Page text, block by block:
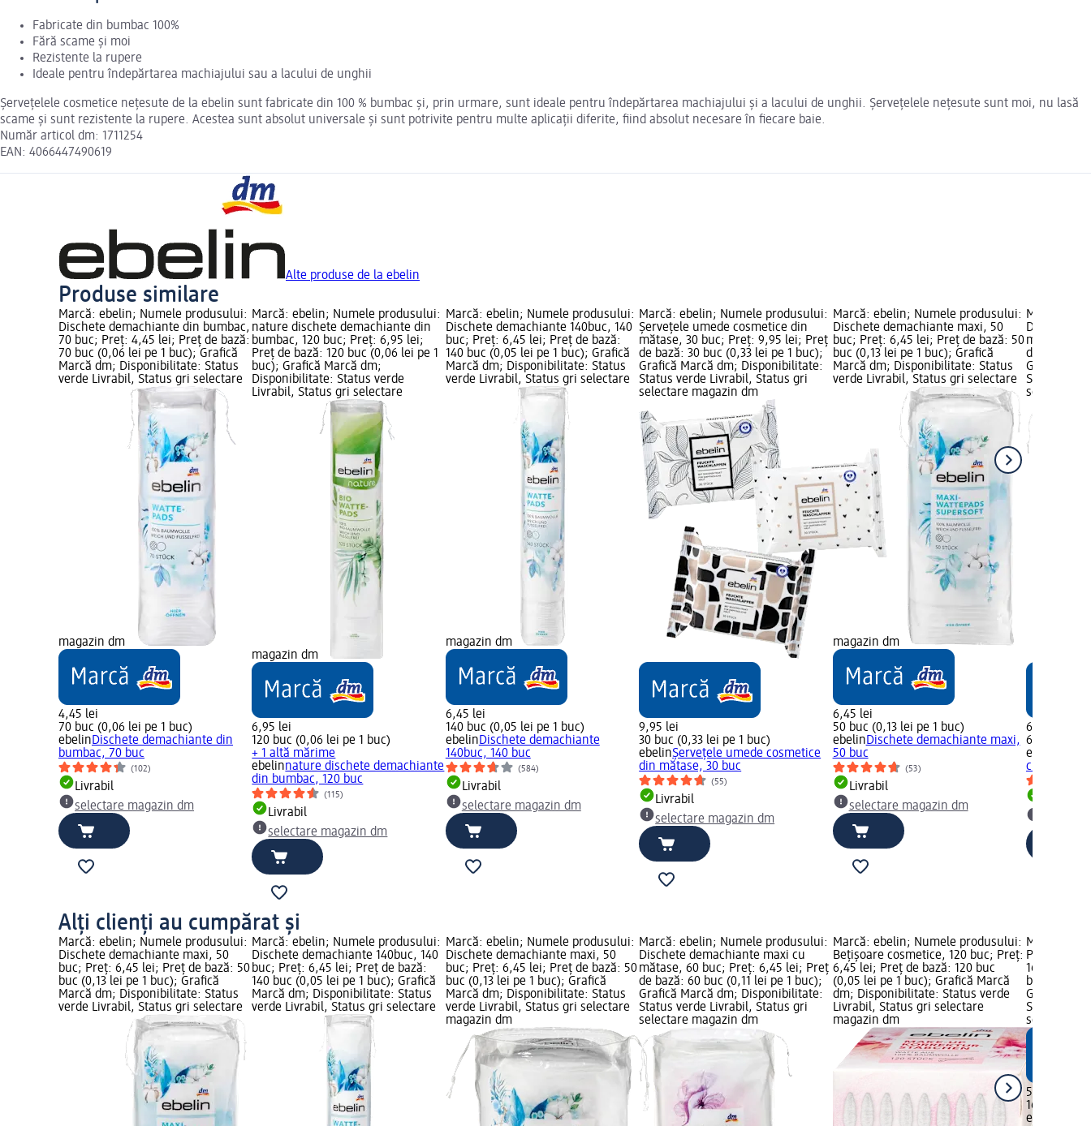
Fabricate din bumbac 100%
Fără scame și moi
Rezistente la rupere
Ideale pentru îndepărtarea machiajului sau a lacului de unghii
Șervețelele cosmetice nețesute de la ebelin sunt fabricate din 100 % bumbac și, prin urmare, sunt ideale pentru îndepărtarea machiajului și a lacului de unghii. Șervețelele nețesute sunt moi, nu lasă
scame și sunt rezistente la rupere. Acestea sunt absolut universale și sunt potrivite pentru multe aplicații diferite, fiind absolut necesare în fiecare baie.
Număr articol dm: 1711254
EAN: 4066447490619
Alte produse de la ebelin
Produse similare
Marcă: ebelin; Numele produsului:
Dischete demachiante din bumbac,
70 buc; Preț: 4,45 lei; Preț de bază:
70 buc (0,06 lei pe 1 buc); Grafică
Marcă dm; Disponibilitate: Status
verde Livrabil, Status gri selectare
magazin dm
4,45 lei
70 buc (0,06 lei pe 1 buc)
ebelinDischete demachiante din
bumbac, 70 buc
(102)
Livrabil
selectare magazin dm
Marcă: ebelin; Numele produsului:
nature dischete demachiante din
bumbac, 120 buc; Preț: 6,95 lei;
Preț de bază: 120 buc (0,06 lei pe 1
buc); Grafică Marcă dm;
Disponibilitate: Status verde
Livrabil, Status gri selectare
magazin dm
6,95 lei
120 buc (0,06 lei pe 1 buc)
+ 1 altă mărime
ebelinnature dischete demachiante
din bumbac, 120 buc
(115)
Livrabil
selectare magazin dm
Marcă: ebelin; Numele produsului:
Dischete demachiante 140buc, 140
buc; Preț: 6,45 lei; Preț de bază:
140 buc (0,05 lei pe 1 buc); Grafică
Marcă dm; Disponibilitate: Status
verde Livrabil, Status gri selectare
magazin dm
6,45 lei
140 buc (0,05 lei pe 1 buc)
ebelinDischete demachiante
140buc, 140 buc
(584)
Livrabil
selectare magazin dm
Marcă: ebelin; Numele produsului:
Șervețele umede cosmetice din
mătase, 30 buc; Preț: 9,95 lei; Preț
de bază: 30 buc (0,33 lei pe 1 buc);
Grafică Marcă dm; Disponibilitate:
Status verde Livrabil, Status gri
selectare magazin dm
9,95 lei
30 buc (0,33 lei pe 1 buc)
ebelinȘervețele umede cosmetice
din mătase, 30 buc
(55)
Livrabil
selectare magazin dm
Marcă: ebelin; Numele produsului:
Dischete demachiante maxi, 50
buc; Preț: 6,45 lei; Preț de bază: 50
buc (0,13 lei pe 1 buc); Grafică
Marcă dm; Disponibilitate: Status
verde Livrabil, Status gri selectare
magazin dm
6,45 lei
50 buc (0,13 lei pe 1 buc)
ebelinDischete demachiante maxi,
50 buc
(53)
Livrabil
selectare magazin dm
Marcă:
Dischete
mătase, 60
de bază: 60
Grafică
Status
selectare
6,45 lei
60 buc
ebelin
cu mătase,
Alți clienți au cumpărat și
Marcă: ebelin; Numele produsului:
Dischete demachiante maxi, 50
buc; Preț: 6,45 lei; Preț de bază: 50
buc (0,13 lei pe 1 buc); Grafică
Marcă dm; Disponibilitate: Status
verde Livrabil, Status gri selectare
Marcă: ebelin; Numele produsului:
Dischete demachiante 140buc, 140
buc; Preț: 6,45 lei; Preț de bază:
140 buc (0,05 lei pe 1 buc); Grafică
Marcă dm; Disponibilitate: Status
verde Livrabil, Status gri selectare
Marcă: ebelin; Numele produsului:
Dischete demachiante maxi, 50
buc; Preț: 6,45 lei; Preț de bază: 50
buc (0,13 lei pe 1 buc); Grafică
Marcă dm; Disponibilitate: Status
verde Livrabil, Status gri selectare
magazin dm
Marcă: ebelin; Numele produsului:
Dischete demachiante maxi cu
mătase, 60 buc; Preț: 6,45 lei; Preț
de bază: 60 buc (0,11 lei pe 1 buc);
Grafică Marcă dm; Disponibilitate:
Status verde Livrabil, Status gri
selectare magazin dm
Marcă: ebelin; Numele produsului:
Bețișoare cosmetice, 120 buc; Preț:
6,45 lei; Preț de bază: 120 buc
(0,05 lei pe 1 buc); Grafică Marcă
dm; Disponibilitate: Status verde
Livrabil, Status gri selectare
magazin dm
Marcă:
Pachet
160 buc;
bază: 160
Grafică
Status
selectare
5,45 lei
160 buc
ebelin